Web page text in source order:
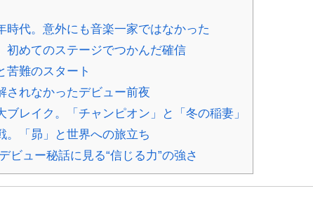
時代。意外にも音楽一家ではなかった
初めてのステージでつかんだ確信
苦難のスタート
されなかったデビュー前夜
レイク。「チャンピオン」と「冬の稲妻」
。「昴」と世界への旅立ち
ビュー秘話に見る“信じる力”の強さ